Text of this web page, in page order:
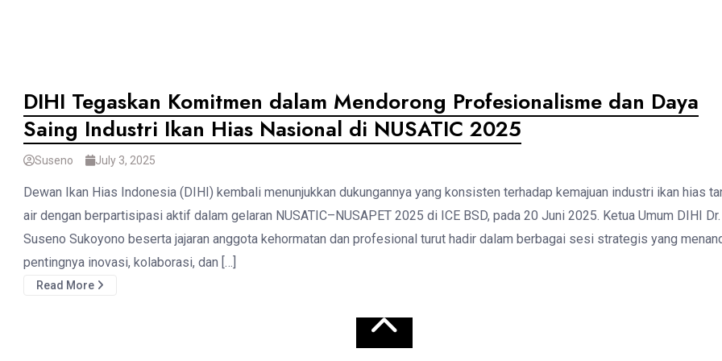
DIHI Tegaskan Komitmen dalam Mendorong Profesionalisme dan Daya
Saing Industri Ikan Hias Nasional di NUSATIC 2025
Suseno July 3, 2025
Dewan Ikan Hias Indonesia (DIHI) kembali menunjukkan dukungannya yang konsisten terhadap kemajuan industri ikan hias
air dengan berpartisipasi aktif dalam gelaran NUSATIC–NUSAPET 2025 di ICE BSD, pada 20 Juni 2025. Ketua Umum DIHI Dr.
Suseno Sukoyono beserta jajaran anggota kehormatan dan profesional turut hadir dalam berbagai sesi strategis yang
pentingnya inovasi, kolaborasi, dan […]
Read More